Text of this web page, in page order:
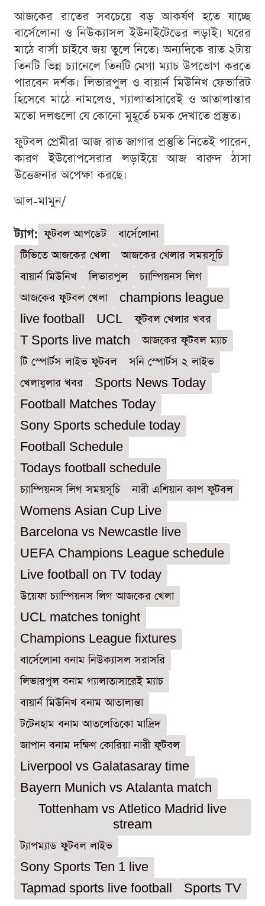
আজকের রাতের সবচেয়ে বড় আকর্ষণ হতে যাচ্ছে
বার্সেলোনা ও নিউক্যাসল ইউনাইটেডের লড়াই। ঘরের
মাঠে বার্সা চাইবে জয় তুলে নিতে। অন্যদিকে রাত ২টায়
তিনটি ভিন্ন চ্যানেলে তিনটি মেগা ম্যাচ উপভোগ করতে
পারবেন দর্শক। লিভারপুল ও বায়ার্ন মিউনিখ ফেভারিট
হিসেবে মাঠে নামলেও, গ্যালাতাসারেই ও আতালান্তার
মতো দলগুলো যে কোনো মুহূর্তে চমক দেখাতে প্রস্তুত।
ফুটবল প্রেমীরা আজ রাত জাগার প্রস্তুতি নিতেই পারেন,
কারণ ইউরোপসেরার লড়াইয়ে আজ বারুদ ঠাসা
উত্তেজনার অপেক্ষা করছে।
আল-মামুন/
ট্যাগ: ফুটবল আপডেট
বার্সেলোনা
টিভিতে আজকের খেলা
আজকের খেলার সময়সূচি
বায়ার্ন মিউনিখ
লিভারপুল
চ্যাম্পিয়নস লিগ
আজকের ফুটবল খেলা
champions league
live football
UCL
ফুটবল খেলার খবর
T Sports live match
আজকের ফুটবল ম্যাচ
টি স্পোর্টস লাইভ ফুটবল
সনি স্পোর্টস ২ লাইভ
খেলাধুলার খবর
Sports News Today
Football Matches Today
Sony Sports schedule today
Football Schedule
Todays football schedule
চ্যাম্পিয়নস লিগ সময়সূচি
নারী এশিয়ান কাপ ফুটবল
Womens Asian Cup Live
Barcelona vs Newcastle live
UEFA Champions League schedule
Live football on TV today
উয়েফা চ্যাম্পিয়নস লিগ আজকের খেলা
UCL matches tonight
Champions League fixtures
বার্সেলোনা বনাম নিউক্যাসল সরাসরি
লিভারপুল বনাম গ্যালাতাসারেই ম্যাচ
বায়ার্ন মিউনিখ বনাম আতালান্তা
টটেনহাম বনাম আতলেতিকো মাদ্রিদ
জাপান বনাম দক্ষিণ কোরিয়া নারী ফুটবল
Liverpool vs Galatasaray time
Bayern Munich vs Atalanta match
Tottenham vs Atletico Madrid live
stream
ট্যাপম্যাড ফুটবল লাইভ
Sony Sports Ten 1 live
Tapmad sports live football
Sports TV